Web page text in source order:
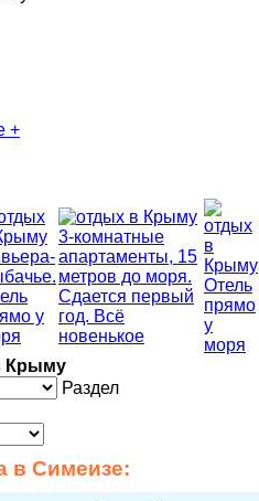
+
у
3-комнатные
апартаменты, 15
метров до моря.
Сдается первый
год. Всё
новенькое
Отель
прямо
у
моря
Крыму
Раздел
в Симеизе: